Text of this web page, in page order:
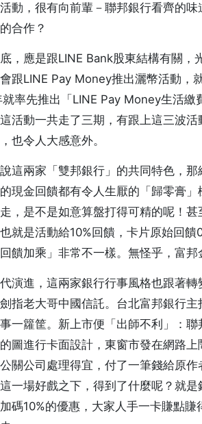
動，很有向前輩－聯邦銀行看齊的
合作？
，應是跟LINE Bank股東結構有關，
跟LINE Pay Money推出灑幣活動，
就率先推出「LINE Pay Money生活
活動一共走了三期，有跟上這三波
也令人大感意外。
這兩家「雙邦銀行」的共同特色，
現金回饋都有令人生厭的「歸零膏
，是不是如意算盤打得可精的呢！
就是活動給10%回饋，卡片原始回
饋加乘」非常不一樣。無怪乎，富
演進，這兩家銀行行事風格也跟著
指老大哥中國信託。台北富邦銀行
一籮筐。新上市便「出師不利」：
圖進行卡面設計，東窗市發在網路
關公司處理得宜，付了一筆錢給原
一場好戲之下，得到了什麼呢？就
碼10%的優惠，大家人手一卡賺點